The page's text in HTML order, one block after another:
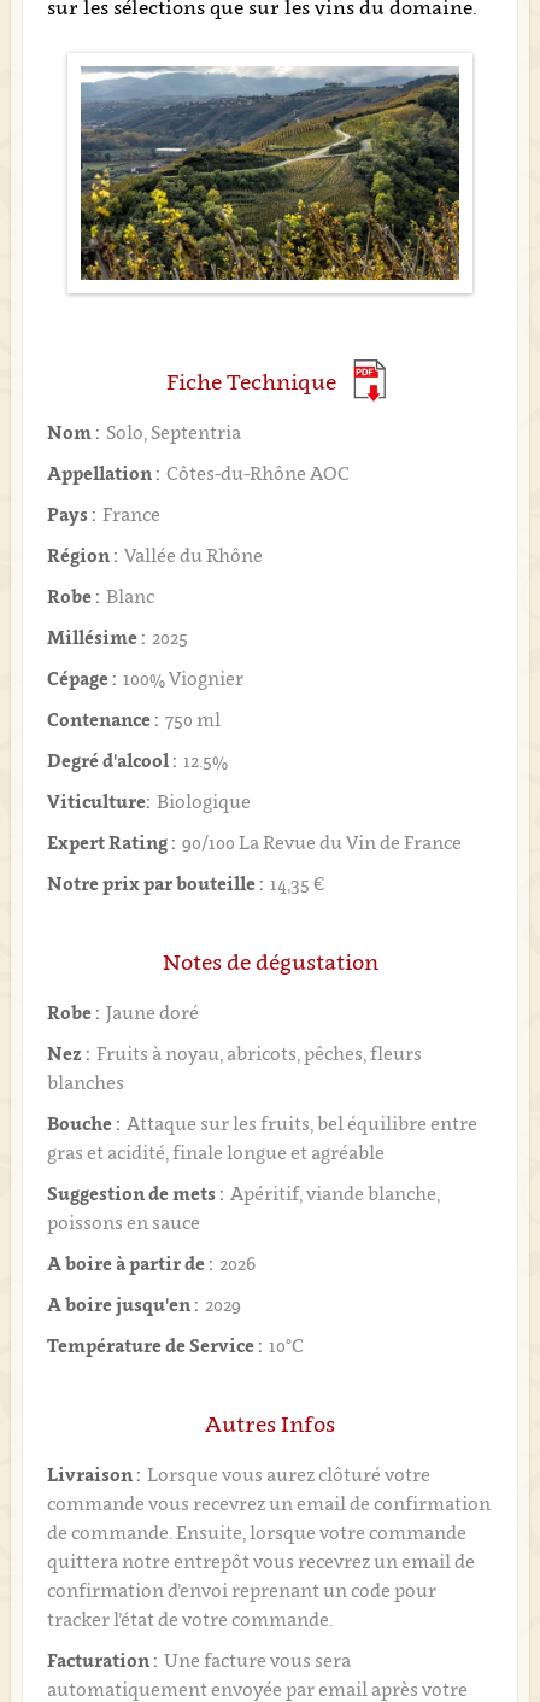
sur les sélections que sur les vins du domaine.
Fiche Technique
Nom : Solo, Septentria
Appellation : Côtes-du-Rhône AOC
Pays : France
Région : Vallée du Rhône
Robe : Blanc
Millésime : 2025
Cépage : 100% Viognier
Contenance : 750 ml
Degré d'alcool : 12.5%
Viticulture: Biologique
Expert Rating : 90/100 La Revue du Vin de France
Notre prix par bouteille : 14,35 €
Notes de dégustation
Robe : Jaune doré
Nez : Fruits à noyau, abricots, pêches, fleurs
blanches
Bouche : Attaque sur les fruits, bel équilibre entre
gras et acidité, finale longue et agréable
Suggestion de mets : Apéritif, viande blanche,
poissons en sauce
A boire à partir de : 2026
A boire jusqu'en : 2029
Température de Service : 10°C
Autres Infos
Livraison : Lorsque vous aurez clôturé votre
commande vous recevrez un email de confirmation
de commande. Ensuite, lorsque votre commande
quittera notre entrepôt vous recevrez un email de
confirmation d’envoi reprenant un code pour
tracker l’état de votre commande.
Facturation : Une facture vous sera
automatiquement envoyée par email après votre